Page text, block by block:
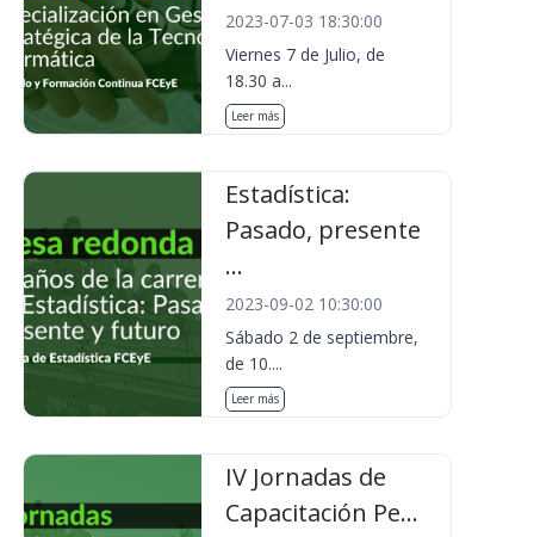
2023-07-03 18:30:00
Viernes 7 de Julio, de
18.30 a...
Leer más
Estadística:
Pasado, presente
...
2023-09-02 10:30:00
Sábado 2 de septiembre,
de 10....
Leer más
IV Jornadas de
Capacitación Pe...